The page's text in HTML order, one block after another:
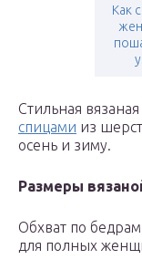
Как
Стильная
спицами из
осень и зиму.
Размеры
Обхват по
для полных